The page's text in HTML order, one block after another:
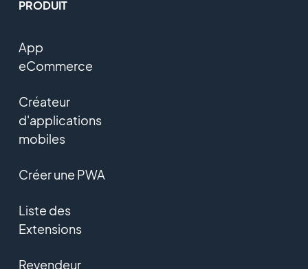
PRODUIT
App
eCommerce
Créateur
d'applications
mobiles
Créer une PWA
Liste des
Extensions
Revendeur